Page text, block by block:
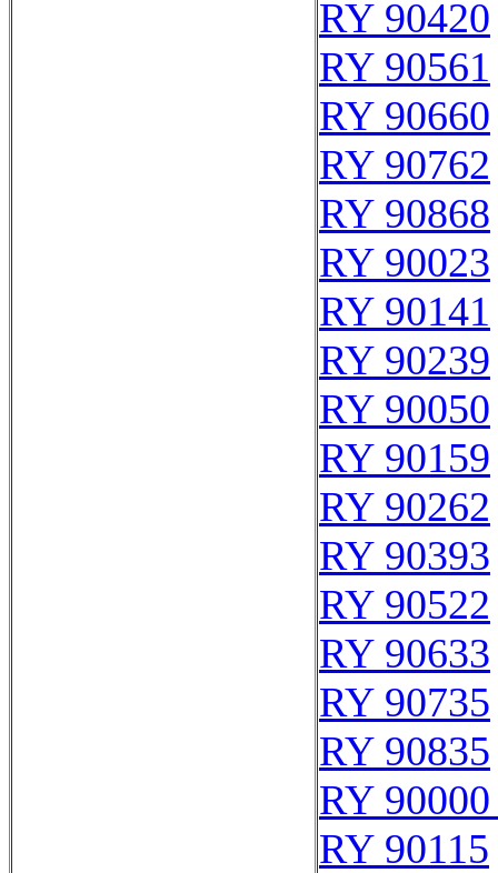
RY 90420
RY 90561
RY 90660
RY 90762
RY 90868
RY 90023
RY 90141
RY 90239
RY 90050
RY 90159
RY 90262
RY 90393
RY 90522
RY 90633
RY 90735
RY 90835
RY
RY 90115